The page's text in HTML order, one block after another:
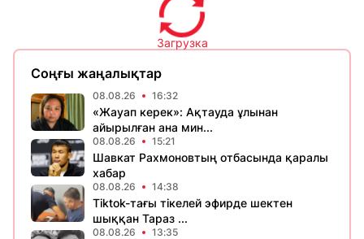
Загрузка
Соңғы жаңалықтар
08.08.26 16:32
«Жауап керек»: Ақтауда ұлынан
айырылған ана мин...
08.08.26 15:21
Шавкат Рахмоновтың отбасында қаралы
хабар
08.08.26 14:38
Tiktok-тағы тікелей эфирде шектен
шыққан Тараз ...
08.08.26 13:35